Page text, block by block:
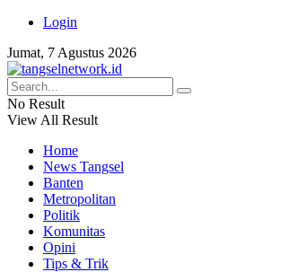
Login
Jumat, 7 Agustus 2026
No Result
View All Result
Home
News Tangsel
Banten
Metropolitan
Politik
Komunitas
Opini
Tips & Trik